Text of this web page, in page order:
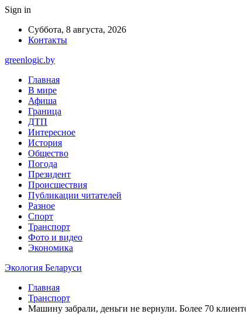
Sign in
Суббота, 8 августа, 2026
Контакты
greenlogic.by
Главная
В мире
Афиша
Граница
ДТП
Интересное
История
Общество
Погода
Президент
Происшествия
Публикации читателей
Разное
Спорт
Транспорт
Фото и видео
Экономика
Экология Беларуси
Главная
Транспорт
Машину забрали, деньги не вернули. Более 70